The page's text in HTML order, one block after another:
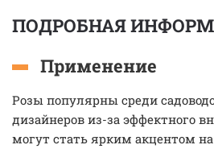
ПОДРОБНАЯ
Применение
Розы популярны среди
дизайнеров из-за эффектного
могут стать ярким акцентом